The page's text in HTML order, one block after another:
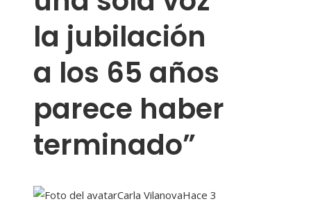
la jubilación
a los 65 años
parece haber
terminado”
Carla VilanovaHace 3